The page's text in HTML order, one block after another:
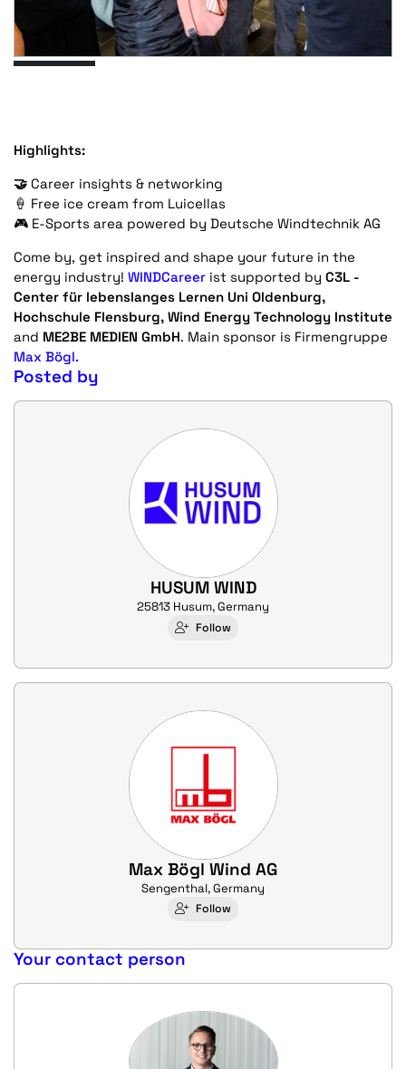
Highlights:
🤝 Career insights & networking
🍦 Free ice cream from Luicellas
🎮 E-Sports area powered by Deutsche Windtechnik AG
Come by, get inspired and shape your future in the
energy industry! WINDCareer ist supported by C3L -
Center für lebenslanges Lernen Uni Oldenburg,
Hochschule Flensburg, Wind Energy Technology Institute
and ME2BE MEDIEN GmbH. Main sponsor is Firmengruppe
Max Bögl.
Posted by
HUSUM WIND
25813 Husum, Germany
Follow
Max Bögl Wind AG
Sengenthal, Germany
Follow
Your contact person